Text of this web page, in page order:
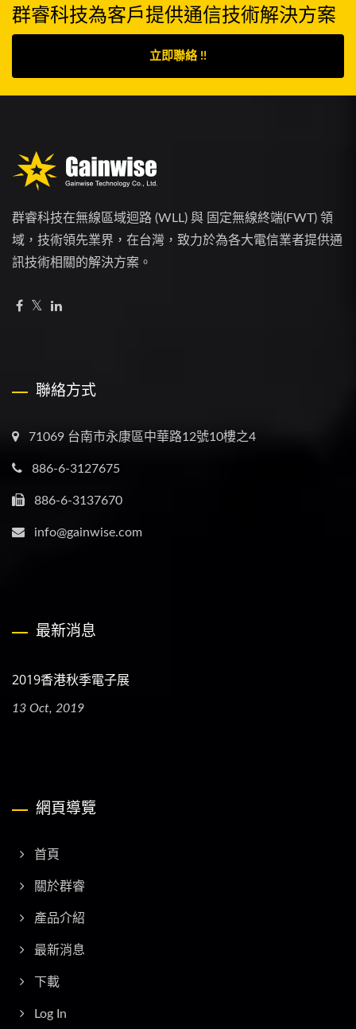
群睿科技為客戶提供通信技術解決方案
立即聯絡 !!
群睿科技在無線區域迴路 (WLL) 與 固定無線終端(FWT) 領
域，技術領先業界，在台灣，致力於為各大電信業者提供通
訊技術相關的解決方案。
聯絡方式
71069 台南市永康區中華路12號10樓之4
886-6-3127675
886-6-3137670
info@gainwise.com
最新消息
2019香港秋季電子展
13 Oct, 2019
網頁導覽
首頁
關於群睿
產品介紹
最新消息
下載
Log In